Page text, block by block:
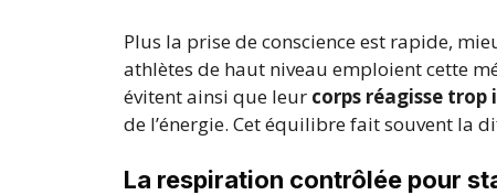
Plus la prise de conscience est rapide,
athlètes de haut niveau emploient cette
évitent ainsi que leur corps réagisse
de l’énergie. Cet équilibre fait souvent la
La respiration contrôlée pour